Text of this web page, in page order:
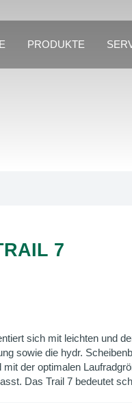
PRODUKTE
7
sich mit leichten und
sowie die hydr.
der optimalen
Das Trail 7 bedeutet